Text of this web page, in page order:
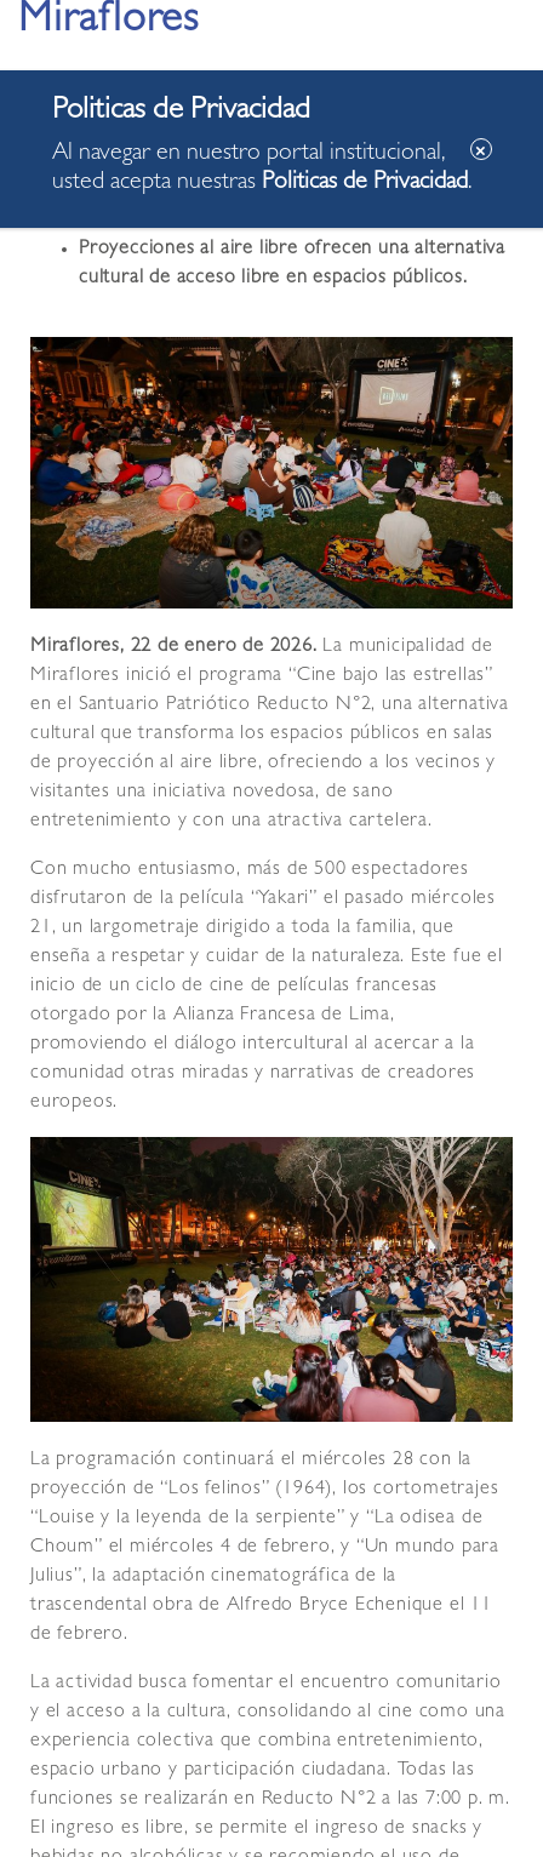
Miraflores
22.01.2026
Ciclo de cine organizado por el municipio
permitirá conocer importantes películas
Proyecciones al aire libre ofrecen una alternativa
cultural de acceso libre en espacios públicos.
Miraflores, 22 de enero de 2026. La municipalidad de
Miraflores inició el programa “Cine bajo las estrellas”
en el Santuario Patriótico Reducto N°2, una alternativa
cultural que transforma los espacios públicos en salas
de proyección al aire libre, ofreciendo a los vecinos y
visitantes una iniciativa novedosa, de sano
entretenimiento y con una atractiva cartelera.
Con mucho entusiasmo, más de 500 espectadores
disfrutaron de la película “Yakari” el pasado miércoles
21, un largometraje dirigido a toda la familia, que
enseña a respetar y cuidar de la naturaleza. Este fue el
inicio de un ciclo de cine de películas francesas
otorgado por la Alianza Francesa de Lima,
promoviendo el diálogo intercultural al acercar a la
comunidad otras miradas y narrativas de creadores
europeos.
La programación continuará el miércoles 28 con la
proyección de “Los felinos” (1964), los cortometrajes
“Louise y la leyenda de la serpiente” y “La odisea de
Choum” el miércoles 4 de febrero, y “Un mundo para
Julius”, la adaptación cinematográfica de la
trascendental obra de Alfredo Bryce Echenique el 11
de febrero.
La actividad busca fomentar el encuentro comunitario
y el acceso a la cultura, consolidando al cine como una
experiencia colectiva que combina entretenimiento,
espacio urbano y participación ciudadana. Todas las
funciones se realizarán en Reducto N°2 a las 7:00 p. m.
El ingreso es libre, se permite el ingreso de snacks y
Al navegar en nuestro portal institucional,
usted acepta nuestras Politicas de Privacidad.